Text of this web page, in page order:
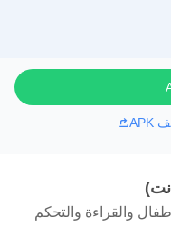
نت)
والقراءة والتحكم